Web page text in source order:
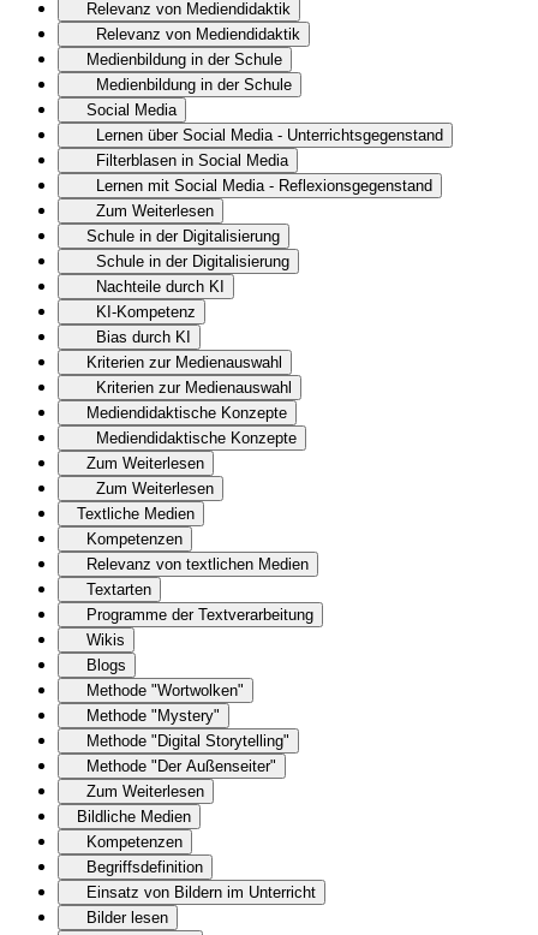
Relevanz von Mediendidaktik
Relevanz von Mediendidaktik
Medienbildung in der Schule
Medienbildung in der Schule
Social Media
Lernen über Social Media - Unterrichtsgegenstand
Filterblasen in Social Media
Lernen mit Social Media - Reflexionsgegenstand
Zum Weiterlesen
Schule in der Digitalisierung
Schule in der Digitalisierung
Nachteile durch KI
KI-Kompetenz
Bias durch KI
Kriterien zur Medienauswahl
Kriterien zur Medienauswahl
Mediendidaktische Konzepte
Mediendidaktische Konzepte
Zum Weiterlesen
Zum Weiterlesen
Textliche Medien
Kompetenzen
Relevanz von textlichen Medien
Textarten
Programme der Textverarbeitung
Wikis
Blogs
Methode "Wortwolken"
Methode "Mystery"
Methode "Digital Storytelling"
Methode "Der Außenseiter"
Zum Weiterlesen
Bildliche Medien
Kompetenzen
Begriffsdefinition
Einsatz von Bildern im Unterricht
Bilder lesen